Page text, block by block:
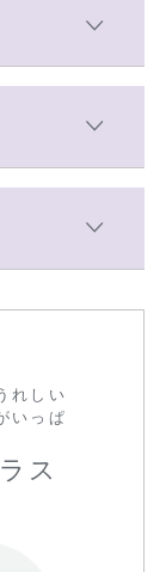
れしい
いっぱ
ス